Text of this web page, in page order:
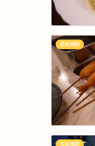
長堀橋駅
長堀橋駅